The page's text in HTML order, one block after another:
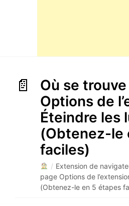
Où se
Options de
Éteindre les
(Obtenez-le
faciles)
/ Extension de
page Options de
(Obtenez-le en 5 étapes